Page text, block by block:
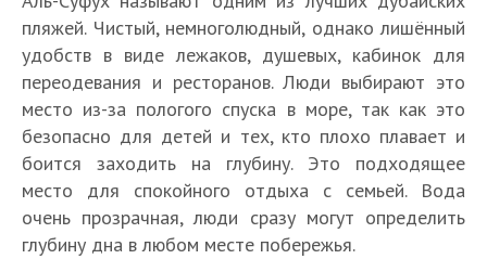
пляжей. Чистый, немноголюдный, однако лишённый
удобств в виде лежаков, душевых, кабинок для
переодевания и ресторанов. Люди выбирают это
место из-за пологого спуска в море, так как это
безопасно для детей и тех, кто плохо плавает и
боится заходить на глубину. Это подходящее
место для спокойного отдыха с семьей. Вода
очень прозрачная, люди сразу могут определить
глубину дна в любом месте побережья.